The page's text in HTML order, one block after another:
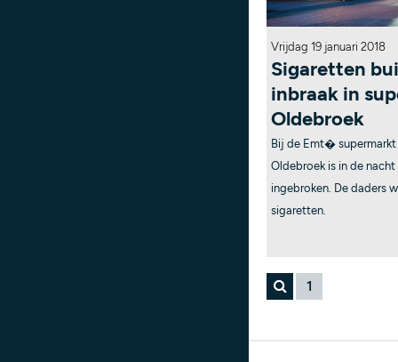
Vrijdag 19 januari 2018
Sigaretten
inbraak in
Oldebroek
Bij de Emt�
Oldebroek is in de
ingebroken. De daders
sigaretten.
1